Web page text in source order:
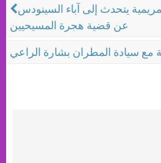
يتحدث إلى آباء السينودس
عن قضية هجرة المسيحيين
مع سيادة المطران بشارة الراعي